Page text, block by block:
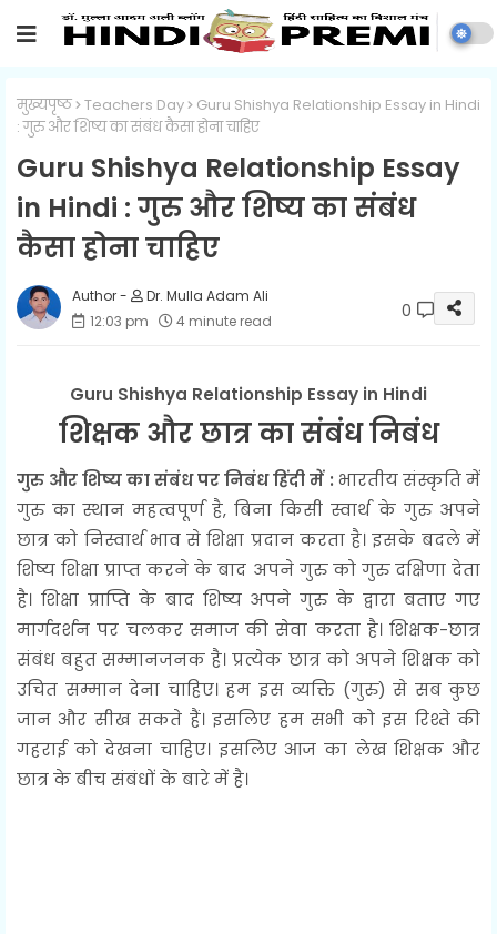
मुख्यपृष्ठ Teachers Day
Guru Shishya Relationship Essay in Hindi
: गुरु और शिष्य का संबंध कैसा होना चाहिए
Guru Shishya Relationship Essay
in Hindi : गुरु और शिष्य का संबंध
कैसा होना चाहिए
Dr. Mulla Adam Ali
12:03 pm
4 minute read 0
Guru Shishya Relationship Essay in Hindi
शिक्षक और छात्र का संबंध निबंध
गुरु और शिष्य का संबंध पर निबंध हिंदी में : भारतीय संस्कृति में
गुरु का स्थान महत्वपूर्ण है, बिना किसी स्वार्थ के गुरु अपने
छात्र को निस्वार्थ भाव से शिक्षा प्रदान करता है। इसके बदले में
शिष्य शिक्षा प्राप्त करने के बाद अपने गुरु को गुरु दक्षिणा देता
है। शिक्षा प्राप्ति के बाद शिष्य अपने गुरु के द्वारा बताए गए
मार्गदर्शन पर चलकर समाज की सेवा करता है। शिक्षक-छात्र
संबंध बहुत सम्मानजनक है। प्रत्येक छात्र को अपने शिक्षक को
उचित सम्मान देना चाहिए। हम इस व्यक्ति (गुरु) से सब कुछ
जान और सीख सकते हैं। इसलिए हम सभी को इस रिश्ते की
गहराई को देखना चाहिए। इसलिए आज का लेख शिक्षक और
छात्र के बीच संबंधों के बारे में है।